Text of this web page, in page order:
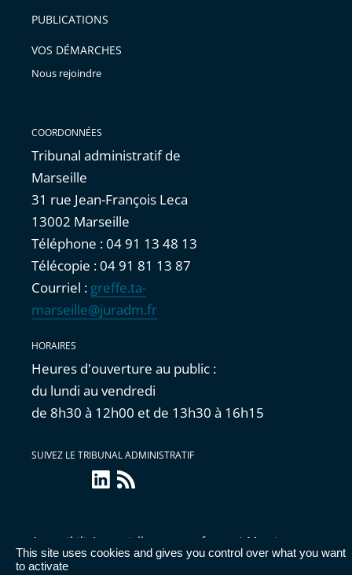
This site uses cookies and gives you control over what you want
to activate
avant
PUBLICATIONS
VOS DÉMARCHES
Nous rejoindre
COORDONNÉES
Tribunal administratif de
Marseille
31 rue Jean-François Leca
13002 Marseille
Téléphone : 04 91 13 48 13
Télécopie : 04 91 81 13 87
Courriel : greffe.ta-
marseille@juradm.fr
HORAIRES
Heures d'ouverture au public :
du lundi au vendredi
de 8h30 à 12h00 et de 13h30 à 16h15
SUIVEZ LE TRIBUNAL ADMINISTRATIF
linkedin
Flux
RSS
Accessibilité : partiellement conforme | Mentions
légales
Données personnelles Publications